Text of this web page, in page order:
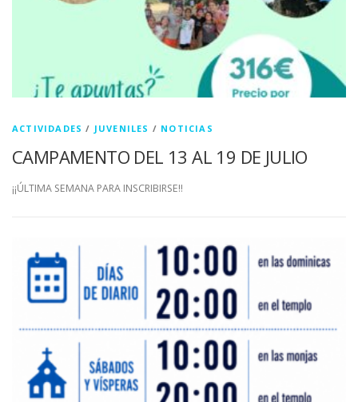
ACTIVIDADES / JUVENILES / NOTICIAS
CAMPAMENTO DEL 13 AL 19 DE JULIO
¡¡ÚLTIMA SEMANA PARA INSCRIBIRSE!!